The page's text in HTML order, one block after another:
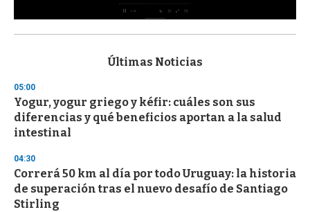
s
d
s
o
f
3
s
e
c
o
n
Últimas Noticias
05:00
Yogur, yogur griego y kéfir: cuáles son sus
diferencias y qué beneficios aportan a la salud
intestinal
04:30
Correrá 50 km al día por todo Uruguay: la historia
de superación tras el nuevo desafío de Santiago
Stirling